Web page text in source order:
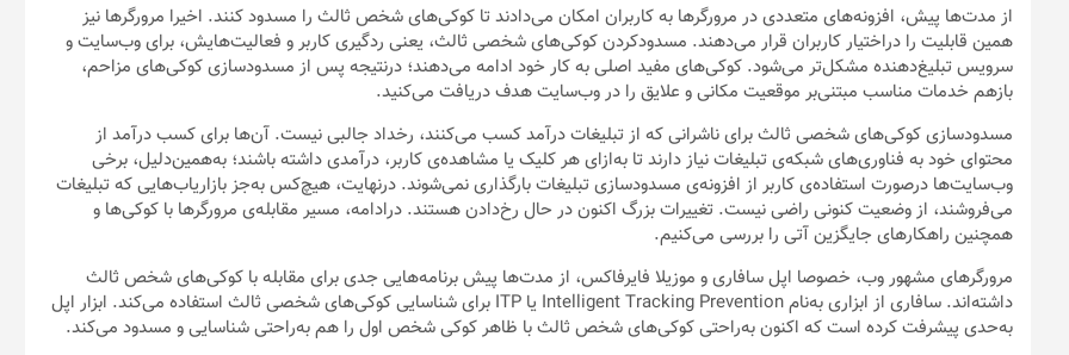
از مدت‌ها پیش، افزونه‌های متعددی در مرورگرها به کاربران امکان می‌دادند تا کوکی‌های شخص ثالث را مسدود کنند. اخیرا مرورگرها نیز
همین قابلیت را دراختیار کاربران قرار می‌دهند. مسدودکردن کوکی‌های شخصی ثالث، یعنی ردگیری کاربر و فعالیت‌هایش، برای وب‌سایت و
سرویس تبلیغ‌دهنده مشکل‌تر می‌شود. کوکی‌های مفید اصلی به کار خود ادامه می‌دهند؛ درنتیجه پس از مسدودسازی کوکی‌های مزاحم،
بازهم خدمات مناسب مبتنی‌بر موقعیت مکانی و علایق را در وب‌سایت هدف دریافت می‌کنید.
مسدودسازی کوکی‌های شخصی ثالث برای ناشرانی که از تبلیغات درآمد کسب می‌کنند، رخداد جالبی نیست. آن‌ها برای کسب درآمد از
محتوای خود به فناوری‌های شبکه‌ی تبلیغات نیاز دارند تا به‌ازای هر کلیک یا مشاهده‌ی کاربر، درآمدی داشته باشند؛ به‌همین‌دلیل، برخی
وب‌سایت‌ها درصورت استفاده‌ی کاربر از افزونه‌ی مسدودسازی تبلیغات بارگذاری نمی‌شوند. درنهایت، هیچ‌کس به‌جز بازاریاب‌هایی که تبلیغات
می‌فروشند، از وضعیت کنونی راضی نیست. تغییرات بزرگ اکنون در حال رخ‌دادن هستند. درادامه، مسیر مقابله‌ی مرورگرها با کوکی‌ها و
همچنین راهکارهای جایگزین آتی را بررسی می‌کنیم.
مرورگرهای مشهور وب، خصوصا اپل سافاری و موزیلا فایرفاکس، از مدت‌ها پیش برنامه‌هایی جدی برای مقابله با کوکی‌های شخص ثالث
داشته‌اند. سافاری از ابزاری به‌نام Intelligent Tracking Prevention یا ITP برای شناسایی کوکی‌های شخصی ثالث استفاده می‌کند. ابزار اپل
به‌حدی پیشرفت کرده است که اکنون به‌راحتی کوکی‌های شخص ثالث با ظاهر کوکی شخص اول را هم به‌راحتی شناسایی و مسدود می‌کند.